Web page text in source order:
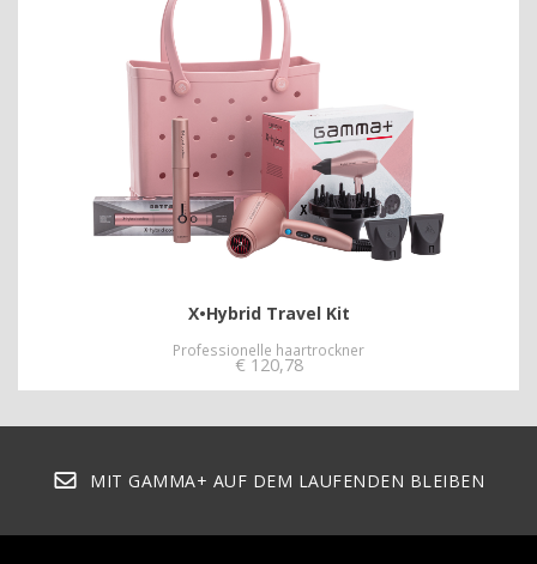
X•Hybrid Travel Kit
Professionelle haartrockner
€ 120,78
MIT GAMMA+ AUF DEM LAUFENDEN BLEIBEN